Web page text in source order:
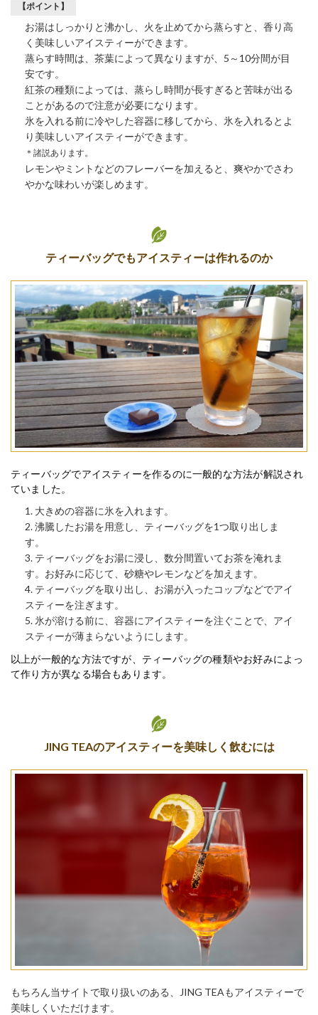
【ポイント】
お湯はしっかりと沸かし、火を止めてから蒸らすと、香り高
く美味しいアイスティーができます。
蒸らす時間は、茶葉によって異なりますが、5～10分間が目
安です。
紅茶の種類によっては、蒸らし時間が長すぎると苦味が出る
ことがあるので注意が必要になります。
氷を入れる前に冷やした容器に移してから、氷を入れるとよ
り美味しいアイスティーができます。
＊諸説あります。
レモンやミントなどのフレーバーを加えると、爽やかでさわ
やかな味わいが楽しめます。
ティーバッグでもアイスティーは作れるのか
ティーバッグでアイスティーを作るのに一般的な方法が解説され
ていました。
大きめの容器に氷を入れます。
沸騰したお湯を用意し、ティーバッグを1つ取り出しま
す。
ティーバッグをお湯に浸し、数分間置いてお茶を淹れま
す。お好みに応じて、砂糖やレモンなどを加えます。
ティーバッグを取り出し、お湯が入ったコップなどでアイ
スティーを注ぎます。
氷が溶ける前に、容器にアイスティーを注ぐことで、アイ
スティーが薄まらないようにします。
以上が一般的な方法ですが、ティーバッグの種類やお好みによっ
て作り方が異なる場合もあります。
JING TEAのアイスティーを美味しく飲むには
もちろん当サイトで取り扱いのある、JING TEAもアイスティーで
美味しくいただけます。